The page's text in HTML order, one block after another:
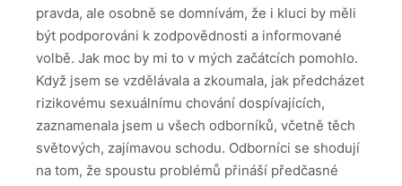
pravda, ale osobně se domnívám, že i kluci by měli
být podporováni k zodpovědnosti a informované
volbě. Jak moc by mi to v mých začátcích pomohlo.
Když jsem se vzdělávala a zkoumala, jak předcházet
rizikovému sexuálnímu chování dospívajících,
zaznamenala jsem u všech odborníků, včetně těch
světových, zajímavou schodu. Odborníci se shodují
na tom, že spoustu problémů přináší předčasné